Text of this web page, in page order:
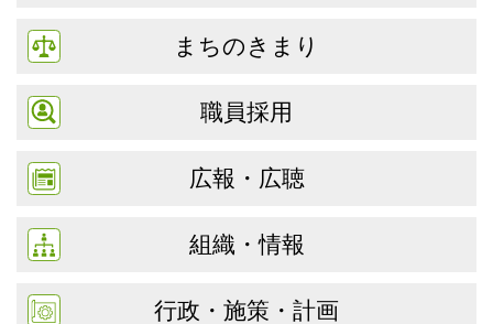
まちのきまり
職員採用
広報・広聴
組織・情報
行政・施策・計画